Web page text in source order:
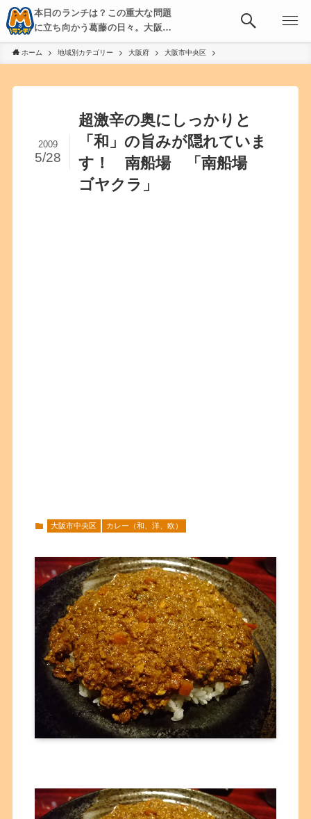
本日のランチは？この重大な問題
に立ち向かう葛藤の日々。大阪・
京都・神戸を中心とした食べ歩
き、飲み歩きを綴る。
ホーム 地域別カテゴリー 大阪府 大阪市中央区
超激辛の奥にしっかりと
「和」の旨みが隠れていま
す！ 南船場 「南船場
ゴヤクラ」
2009
5/28
大阪市中央区 カレー（和、洋、欧）